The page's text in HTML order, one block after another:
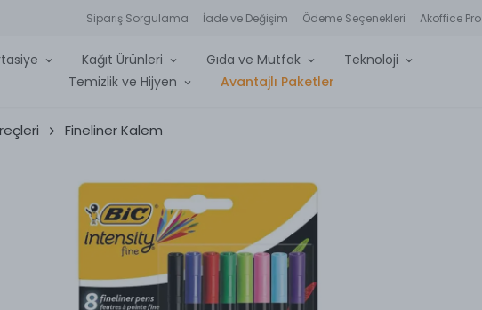
Sipariş Sorgulama İade ve Değişim Ödeme Seçenekleri Akoffice Pro
Kağıt Ürünleri Gıda ve Mutfak
Teknoloji
Temizlik ve Hijyen
Avantajlı Paketler
Fineliner Kalem